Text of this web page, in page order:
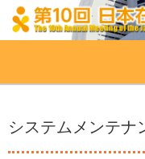
システムメンテナ